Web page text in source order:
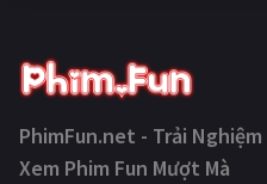
PhimFun.net - Trải Nghiệm
Xem Phim Fun Mượt Mà